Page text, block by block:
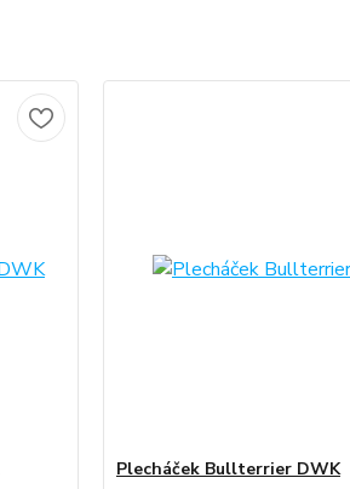
Plecháček Bullterrier DWK